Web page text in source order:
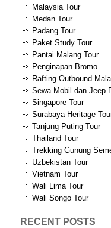
Malaysia Tour
Medan Tour
Padang Tour
Paket Study Tour
Pantai Malang Tour
Penginapan Bromo
Rafting Outbound
Sewa Mobil dan Jeep
Singapore Tour
Surabaya Heritage
Tanjung Puting Tour
Thailand Tour
Trekking Gunung
Uzbekistan Tour
Vietnam Tour
Wali Lima Tour
Wali Songo Tour
RECENT POSTS